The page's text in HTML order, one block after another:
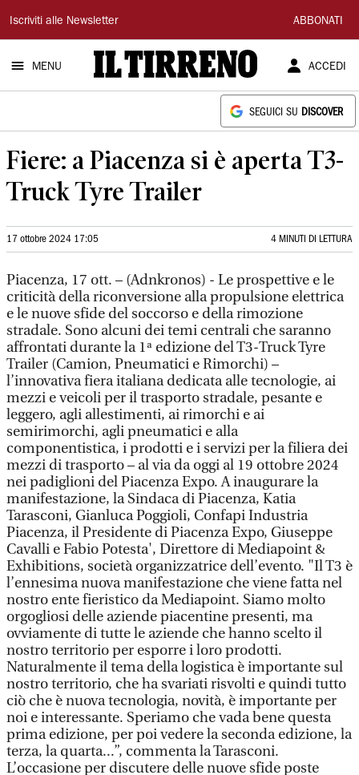
Il
Tirreno
Iscriviti alle Newsletter ABBONATI
MENU ACCEDI
SEGUICI SU DISCOVER
Fiere: a Piacenza si è aperta T3-
Truck Tyre Trailer
17 ottobre 2024 17:05 4 MINUTI DI LETTURA
Piacenza, 17 ott. – (Adnkronos) - Le prospettive e le
criticità della riconversione alla propulsione elettrica
e le nuove sfide del soccorso e della rimozione
stradale. Sono alcuni dei temi centrali che saranno
affrontati durante la 1ª edizione del T3-Truck Tyre
Trailer (Camion, Pneumatici e Rimorchi) –
l’innovativa fiera italiana dedicata alle tecnologie, ai
mezzi e veicoli per il trasporto stradale, pesante e
leggero, agli allestimenti, ai rimorchi e ai
semirimorchi, agli pneumatici e alla
componentistica, i prodotti e i servizi per la filiera dei
mezzi di trasporto – al via da oggi al 19 ottobre 2024
nei padiglioni del Piacenza Expo. A inaugurare la
manifestazione, la Sindaca di Piacenza, Katia
Tarasconi, Gianluca Poggioli, Confapi Industria
Piacenza, il Presidente di Piacenza Expo, Giuseppe
Cavalli e Fabio Potesta', Direttore di Mediapoint &
Exhibitions, società organizzatrice dell’evento. "Il T3 è
l’ennesima nuova manifestazione che viene fatta nel
nostro ente fieristico da Mediapoint. Siamo molto
orgogliosi delle aziende piacentine presenti, ma
ovviamente di tutte le aziende che hanno scelto il
nostro territorio per esporre i loro prodotti.
Naturalmente il tema della logistica è importante sul
nostro territorio, che ha svariati risvolti e quindi tutto
ciò che è nuova tecnologia, novità, è importante per
noi e interessante. Speriamo che vada bene questa
prima edizione, per poi vedere la seconda edizione, la
terza, la quarta...”, commenta la Tarasconi.
L’occasione per discutere delle nuove sfide poste